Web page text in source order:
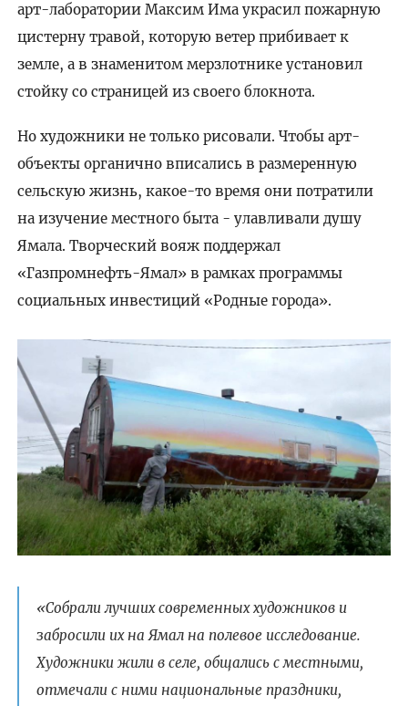
арт-лаборатории Максим Има украсил пожарную
цистерну травой, которую ветер прибивает к
земле, а в знаменитом мерзлотнике установил
стойку со страницей из своего блокнота.
Но художники не только рисовали. Чтобы арт-
объекты органично вписались в размеренную
сельскую жизнь, какое-то время они потратили
на изучение местного быта - улавливали душу
Ямала. Творческий вояж поддержал
«Газпромнефть-Ямал» в рамках программы
социальных инвестиций «Родные города».
«Собрали лучших современных художников и
забросили их на Ямал на полевое исследование.
Художники жили в селе, общались с местными,
отмечали с ними национальные праздники,